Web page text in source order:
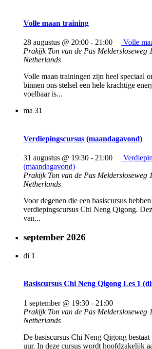
Volle maan training
28 augustus @ 20:00 - 21:00
Volle
Prakijk Ton van de Pas Meldersloseweg
Netherlands
Volle maan trainingen zijn heel speciaal
binnen ons stelsel een hele krachtige
voelbaar is...
ma 31
Verdiepingscursus (maandagavond)
31 augustus @ 19:30 - 21:00
(maandagavond)
Prakijk Ton van de Pas Meldersloseweg
Netherlands
Voor degenen die een basiscursus
verdiepingscursus Chi Neng Qigong.
van...
september 2026
di 1
Basiscursus Chi Neng Qigong Les 1
1 september @ 19:30 - 21:00
Prakijk Ton van de Pas Meldersloseweg
Netherlands
De basiscursus Chi Neng Qigong
uur. In deze cursus wordt hoofdzakelijk